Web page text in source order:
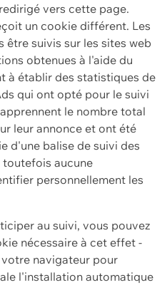
vers cette page.
un cookie différent. Les
être suivis sur les sites web
obtenues à l'aide du
à établir des statistiques de
qui ont opté pour le suivi
le nombre total
leur annonce et ont été
d'une balise de suivi des
aucune
personnellement les
au suivi, vous pouvez
nécessaire à cet effet -
navigateur pour
l'installation automatique